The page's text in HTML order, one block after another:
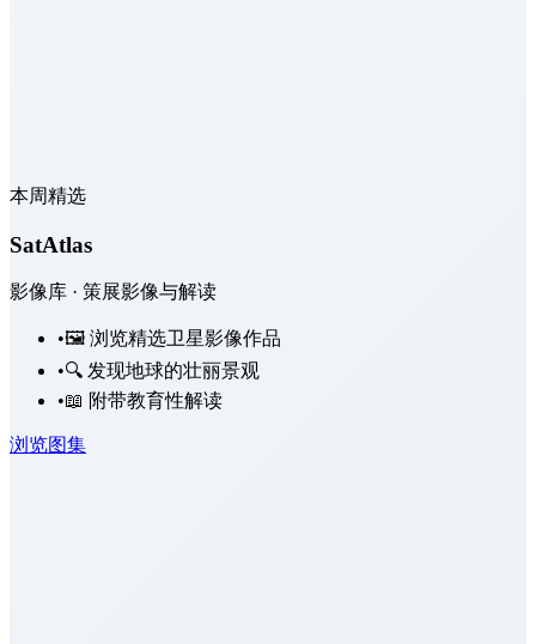
本周精选
SatAtlas
影像库 · 策展影像与解读
•🖼️ 浏览精选卫星影像作品
•🔍 发现地球的壮丽景观
•📖 附带教育性解读
浏览图集